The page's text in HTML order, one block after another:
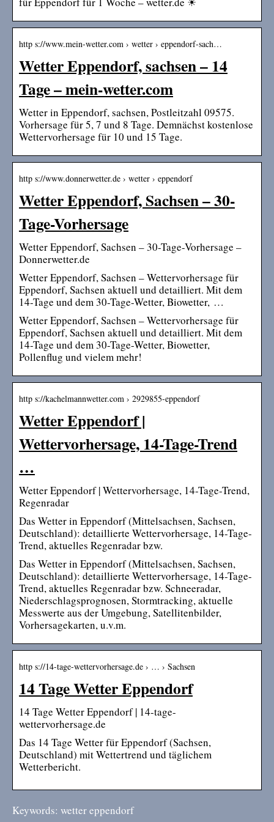
http s://www.mein-wetter.com › wetter › eppendorf-sach…
Wetter Eppendorf, sachsen – 14
Tage – mein-wetter.com
Wetter in Eppendorf, sachsen, Postleitzahl 09575.
Vorhersage für 5, 7 und 8 Tage. Demnächst kostenlose
Wettervorhersage für 10 und 15 Tage.
http s://www.donnerwetter.de › wetter › eppendorf
Wetter Eppendorf, Sachsen – 30-
Tage-Vorhersage
Wetter Eppendorf, Sachsen – 30-Tage-Vorhersage –
Donnerwetter.de
Wetter Eppendorf, Sachsen – Wettervorhersage für
Eppendorf, Sachsen aktuell und detailliert. Mit dem
14-Tage und dem 30-Tage-Wetter, Biowetter, …
Wetter Eppendorf, Sachsen – Wettervorhersage für
Eppendorf, Sachsen aktuell und detailliert. Mit dem
14-Tage und dem 30-Tage-Wetter, Biowetter,
Pollenflug und vielem mehr!
http s://kachelmannwetter.com › 2929855-eppendorf
Wetter Eppendorf |
Wettervorhersage, 14-Tage-Trend
…
Wetter Eppendorf | Wettervorhersage, 14-Tage-Trend,
Regenradar
Das Wetter in Eppendorf (Mittelsachsen, Sachsen,
Deutschland): detaillierte Wettervorhersage, 14-Tage-
Trend, aktuelles Regenradar bzw.
Das Wetter in Eppendorf (Mittelsachsen, Sachsen,
Deutschland): detaillierte Wettervorhersage, 14-Tage-
Trend, aktuelles Regenradar bzw. Schneeradar,
Niederschlagsprognosen, Stormtracking, aktuelle
Messwerte aus der Umgebung, Satellitenbilder,
Vorhersagekarten, u.v.m.
http s://14-tage-wettervorhersage.de › … › Sachsen
14 Tage Wetter Eppendorf
14 Tage Wetter Eppendorf | 14-tage-
wettervorhersage.de
Das 14 Tage Wetter für Eppendorf (Sachsen,
Deutschland) mit Wettertrend und täglichem
Wetterbericht.
Keywords: wetter eppendorf